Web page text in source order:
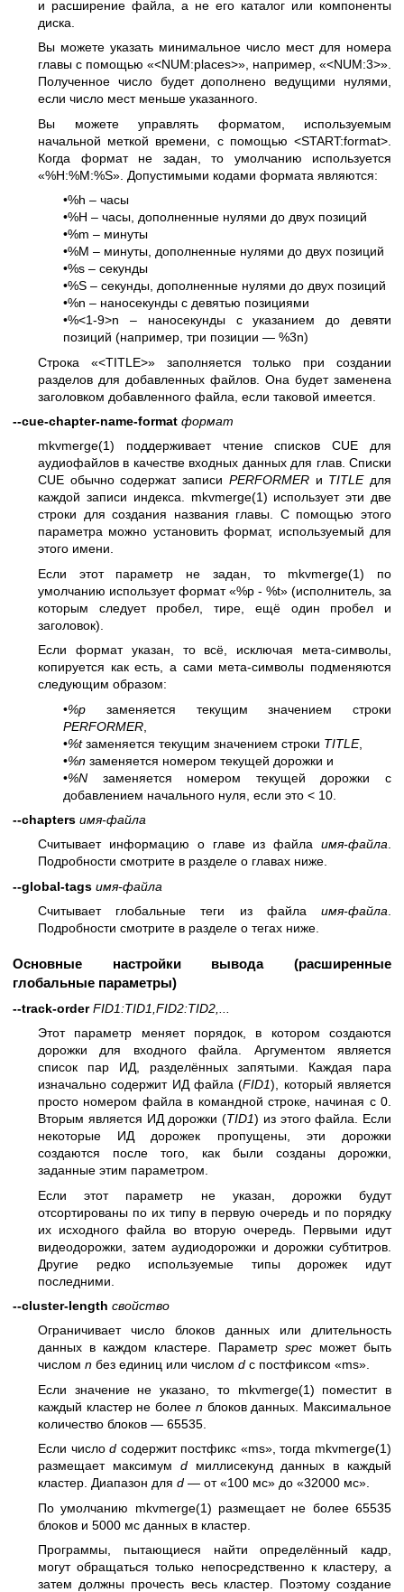
и расширение файла, а не его каталог или компоненты
диска.
Вы можете указать минимальное число мест для номера
главы с помощью «<NUM:places>», например, «<NUM:3>».
Полученное число будет дополнено ведущими нулями,
если число мест меньше указанного.
Вы можете управлять форматом, используемым
начальной меткой времени, с помощью <START:format>.
Когда формат не задан, то умолчанию используется
«%H:%M:%S». Допустимыми кодами формата являются:
•%h – часы
•%H – часы, дополненные нулями до двух позиций
•%m – минуты
•%M – минуты, дополненные нулями до двух позиций
•%s – секунды
•%S – секунды, дополненные нулями до двух позиций
•%n – наносекунды с девятью позициями
•%<1-9>n – наносекунды с указанием до девяти
позиций (например, три позиции — %3n)
Строка «<TITLE>» заполняется только при создании
разделов для добавленных файлов. Она будет заменена
заголовком добавленного файла, если таковой имеется.
--cue-chapter-name-format формат
mkvmerge(1) поддерживает чтение списков CUE для
аудиофайлов в качестве входных данных для глав. Списки
CUE обычно содержат записи PERFORMERи TITLEдля
каждой записи индекса. mkvmerge(1) использует эти две
строки для создания названия главы. С помощью этого
параметра можно установить формат, используемый для
этого имени.
Если этот параметр не задан, то mkvmerge(1) по
умолчанию использует формат «%p - %t» (исполнитель, за
которым следует пробел, тире, ещё один пробел и
заголовок).
Если формат указан, то всё, исключая мета-символы,
копируется как есть, а сами мета-символы подменяются
следующим образом:
•%p заменяется текущим значением строки
PERFORMER
•%tзаменяется текущим значением строки TITLE,
•%n заменяется номером текущей дорожки и
•%N заменяется номером текущей дорожки с
добавлением начального нуля, если это < 10.
--chapters имя-файла
Считывает информацию о главе из файла имя-файла.
Подробности смотрите в разделе о главах ниже.
--global-tags имя-файла
Считывает глобальные теги из файла имя-файла
Подробности смотрите в разделе о тегах ниже.
Основные настройки вывода (расширенные
глобальные параметры)
--track-order FID1:TID1,FID2:TID2,...
Этот параметр меняет порядок, в котором создаются
дорожки для входного файла. Аргументом является
список пар ИД, разделённых запятыми. Каждая пара
изначально содержит ИД файла (FID1), который является
просто номером файла в командной строке, начиная с 0.
Вторым является ИД дорожки (TID1) из этого файла. Если
некоторые ИД дорожек пропущены, эти дорожки
создаются после того, как были созданы дорожки,
заданные этим параметром.
Если этот параметр не указан, дорожки будут
отсортированы по их типу в первую очередь и по порядку
их исходного файла во вторую очередь. Первыми идут
видеодорожки, затем аудиодорожки и дорожки субтитров.
Другие редко используемые типы дорожек идут
последними.
--cluster-length свойство
Ограничивает число блоков данных или длительность
данных в каждом кластере. Параметр spec может быть
числом n без единиц или числом d с постфиксом «ms».
Если значение не указано, то mkvmerge(1) поместит в
каждый кластер не более nблоков данных. Максимальное
количество блоков — 65535.
Если числоd содержит постфикс «ms», тогда mkvmerge(1)
размещает максимум dмиллисекунд данных в каждый
кластер. Диапазон для d — от «100 мс» до «32000 мс».
По умолчанию mkvmerge(1) размещает не более 65535
блоков и 5000 мс данных в кластер.
Программы, пытающиеся найти определённый кадр,
могут обращаться только непосредственно к кластеру, а
затем должны прочесть весь кластер. Поэтому создание